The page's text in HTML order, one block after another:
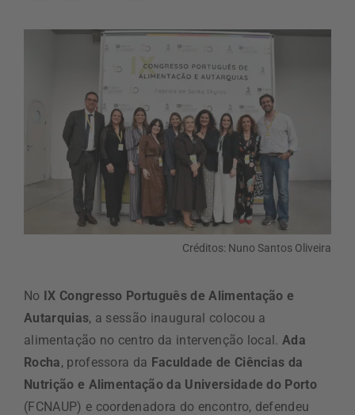
Créditos: Nuno Santos Oliveira
No IX Congresso Português de Alimentação e
Autarquias, a sessão inaugural colocou a
alimentação no centro da intervenção local.Ada
Rocha, professora da Faculdade de Ciências da
Nutrição e Alimentação da Universidade do Porto
(FCNAUP) e coordenadora do encontro, defendeu